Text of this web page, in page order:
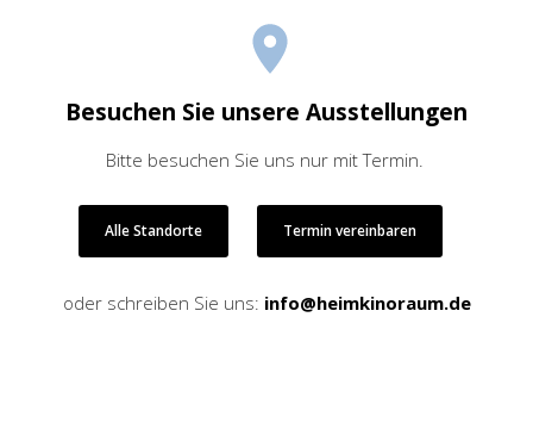
Besuchen Sie unsere Ausstellungen
Bitte besuchen Sie uns nur mit Termin.
Alle Standorte Termin vereinbaren
oder schreiben Sie uns: info@heimkinoraum.de